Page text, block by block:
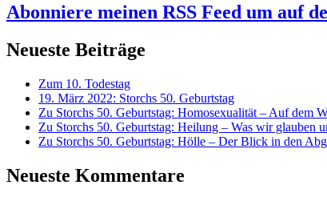
Abonniere meinen RSS Feed um auf
Neueste Beiträge
Zum 10. Todestag
19. März 2022: Storchs 50. Geburtstag
Zu Storchs 50. Geburtstag: Homosexualität – Auf dem
Zu Storchs 50. Geburtstag: Heilung – Was wir glauben
Zu Storchs 50. Geburtstag: Hölle – Der Blick in den
Neueste Kommentare